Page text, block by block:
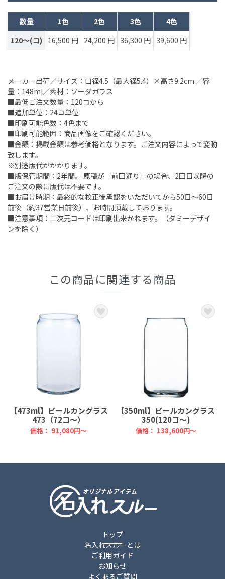
数量 1色 2色 3色
4色
120～(コ)
16,500 円 24,200 円 36,300 円 39,600 円
メーカー出荷／サイズ：口径4.5（最大径5.4）×高さ9.2cm ／容
量：148ml／素材：ソーダガラス
■最低ご注文数量：120コから
■追加単位：24コ単位
■印刷可能色数：4色まで
■印刷可能範囲：商品画像をご確認ください。
■金額：掲載金額は参考価格となります。ご注文内容によって変動
致します。
※別途版代がかかります。
■版保管期間：2年間。 原稿が「前回通り」の場合、2回目以降の
ご注文の際に版代は不要です。
■お届け時期：最終的な校正後承認をいただいてから50日～60日
前後（約37営業日前後）、お時間頂戴しております。
■注意事項：二次元コードは印刷出来かねます。（ダミーデザイ
ンを除く）
この商品に関連する商品
【473ml】ビールカングラス
473（72コ～）
価格： 91,080円～
【350ml】ビールカングラス
350(120コ～)
価格： 138,600円～
トップ
名入れスルーとは
ご利用ガイド
お知らせ
よくあるご質問